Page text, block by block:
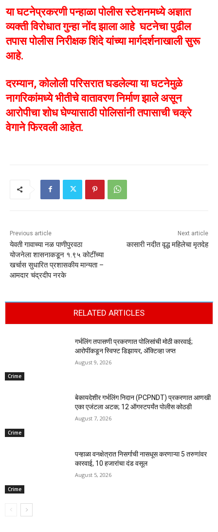
या घटनेप्रकरणी पन्हाळा पोलीस स्टेशनमध्ये अज्ञात
व्यक्ती विरोधात गुन्हा नोंद झाला आहे घटनेचा पुढील
तपास पोलीस निरीक्षक शिंदे यांच्या मार्गदर्शनाखाली सुरू
आहे.
दरम्यान, कोलोली परिसरात घडलेल्या या घटनेमुळे
नागरिकांमध्ये भीतीचे वातावरण निर्माण झाले असून
आरोपीचा शोध घेण्यासाठी पोलिसांनी तपासाची चक्रे
वेगाने फिरवली आहेत.
Previous article
येवती गावाच्या नळ पाणीपुरवठा
योजनेला शासनाकडून १.९५ कोटींच्या
खर्चास सुधारित प्रशासकीय मान्यता –
आमदार चंद्रदीप नरके
Next article
कासारी नदीत वृद्ध महिलेचा मृतदेह
RELATED ARTICLES
Crime
गर्भलिंग तपासणी प्रकरणात पोलिसांची मोठी कारवाई;
आरोपींकडून स्विफ्ट डिझायर, ॲक्टिव्हा जप्त
August 9, 2026
Crime
बेकायदेशीर गर्भलिंग निदान (PCPNDT) प्रकरणात आणखी
एका एजंटला अटक; 12 ऑगस्टपर्यंत पोलीस कोठडी
August 7, 2026
Crime
पन्हाळा वनक्षेत्रात निसर्गाची नासधूस करणाऱ्या 5 तरुणांवर
कारवाई, 10 हजारांचा दंड वसूल
August 5, 2026